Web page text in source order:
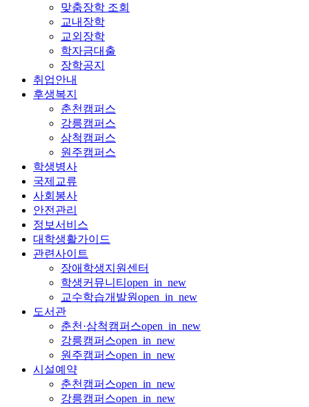
맞춤장학 조회
교내장학
교외장학
학자금대출
장학공지
취업안내
후생복지
춘천캠퍼스
강릉캠퍼스
삼척캠퍼스
원주캠퍼스
학생병사
국제교류
사회봉사
안전관리
정보서비스
대학생활가이드
관련사이트
장애학생지원센터
학생커뮤니티 open_in_new
교수학습개발원open_in_new
도서관
춘천·삼척캠퍼스open_in_new
강릉캠퍼스open_in_new
원주캠퍼스open_in_new
시설예약
춘천캠퍼스open_in_new
강릉캠퍼스open_in_new